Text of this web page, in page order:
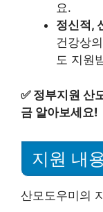
요.
정신적,
건강상
도 지원
✅ 정부지원 산
금 알아보세요!
지원 내
산모도우미의